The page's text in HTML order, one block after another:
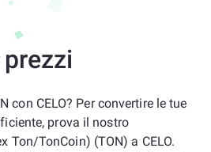
con CELO? Per convertire le tue
prova il nostro
Ton/TonCoin) (TON) a CELO.